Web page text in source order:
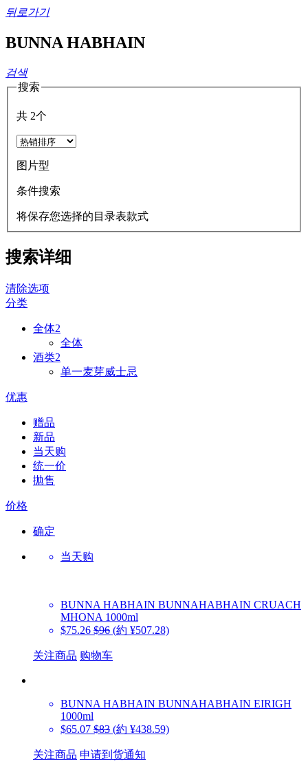
뒤로가기
BUNNA HABHAIN
검색
搜索
共 2个
图片型
条件搜索
将保存您选择的目录表款式
搜索详细
清除选项
分类
全体2
全体
酒类2
单一麦芽威士忌
优惠
赠品
新品
当天购
统一价
拋售
价格
确定
当天购
BUNNA HABHAIN BUNNAHABHAIN CRUACH
MHONA 1000ml
$75.26 $96 (約 ¥507.28)
关注商品 购物车
BUNNA HABHAIN BUNNAHABHAIN EIRIGH
1000ml
$65.07 $83 (約 ¥438.59)
关注商品 申请到货通知